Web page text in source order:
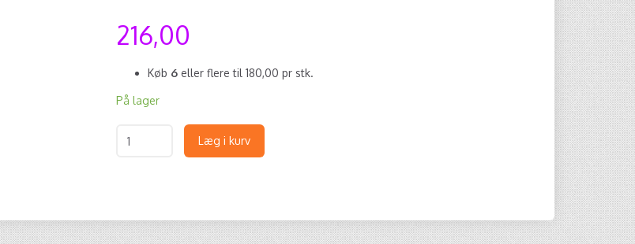
216,00
Køb 6 eller flere til 180,00 pr stk.
På lager
Læg i kurv